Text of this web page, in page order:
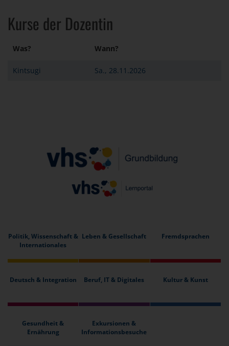
Kurse der Dozentin
Was? Wann?
Kintsugi Sa., 28.11.2026
Politik, Wissenschaft &
Internationales
Leben & Gesellschaft Fremdsprachen
Deutsch & Integration Beruf, IT & Digitales Kultur & Kunst
Gesundheit &
Ernährung
Exkursionen &
Informationsbesuche